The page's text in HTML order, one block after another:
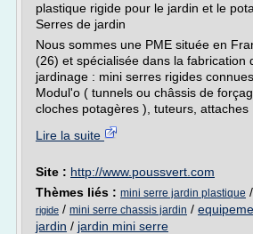
plastique rigide pour le jardin et le
Serres de jardin
Nous sommes une PME située en
(26) et spécialisée dans la fabrication
jardinage : mini serres rigides
Modul'o ( tunnels ou châssis de
cloches potagères ), tuteurs, attaches
Lire la suite
Site : http://www.poussvert.com
Thèmes liés : mini serre jardin plastique /
rigide / mini serre chassis jardin /
jardin / jardin mini serre